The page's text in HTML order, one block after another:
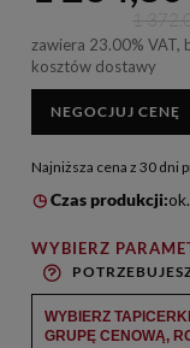
1
zawiera 23.00% VAT,
kosztów dostawy
NEGOCJUJ CENĘ
Najniższa cena z 30 dni
Jeżeli produkt jest
wyświetlana jest
Czas produkcji:
WYBIERZ
WYBIERZ
GRUPĘ CENOWĄ,